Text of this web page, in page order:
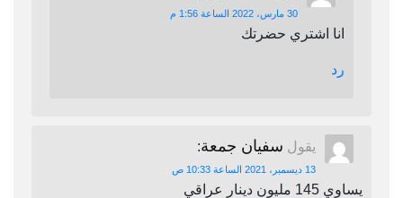
30 مارس، 2022 الساعة 1:56 م
انا اشتري حضرتك
رد
يقول سفيان جمعة:
13 ديسمبر، 2021 الساعة 10:33 ص
يساوي 145 مليون دينار عراقي